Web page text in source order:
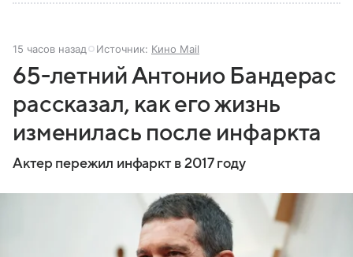
15 часов назад Источник: Кино Mail
65-летний Антонио Бандерас
рассказал, как его жизнь
изменилась после инфаркта
Актер пережил инфаркт в 2017 году